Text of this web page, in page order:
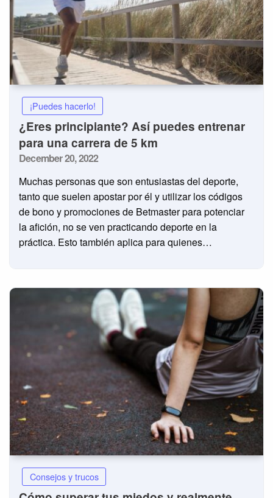
¡Puedes hacerlo!
¿Eres principiante? Así puedes entrenar
para una carrera de 5 km
Posted
December 20, 2022
Muchas personas que son entusiastas del deporte,
tanto que suelen apostar por él y utilizar los códigos
de bono y promociones de Betmaster para potenciar
la afición, no se ven practicando deporte en la
práctica. Esto también aplica para quienes…
Consejos y trucos